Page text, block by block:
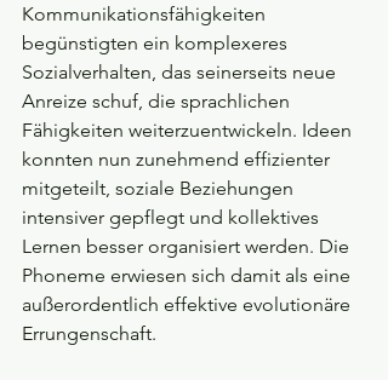
Kommunikationsfähigkeiten
begünstigten ein komplexeres
Sozialverhalten, das seinerseits neue
Anreize schuf, die sprachlichen
Fähigkeiten weiterzuentwickeln. Ideen
konnten nun zunehmend effizienter
mitgeteilt, soziale Beziehungen
intensiver gepflegt und kollektives
Lernen besser organisiert werden. Die
Phoneme erwiesen sich damit als eine
außerordentlich effektive evolutionäre
Errungenschaft.